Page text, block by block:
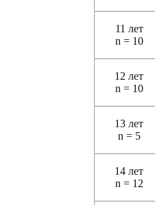
11 лет
n = 10
12 лет
n = 10
13 лет
n = 5
14 лет
n = 12